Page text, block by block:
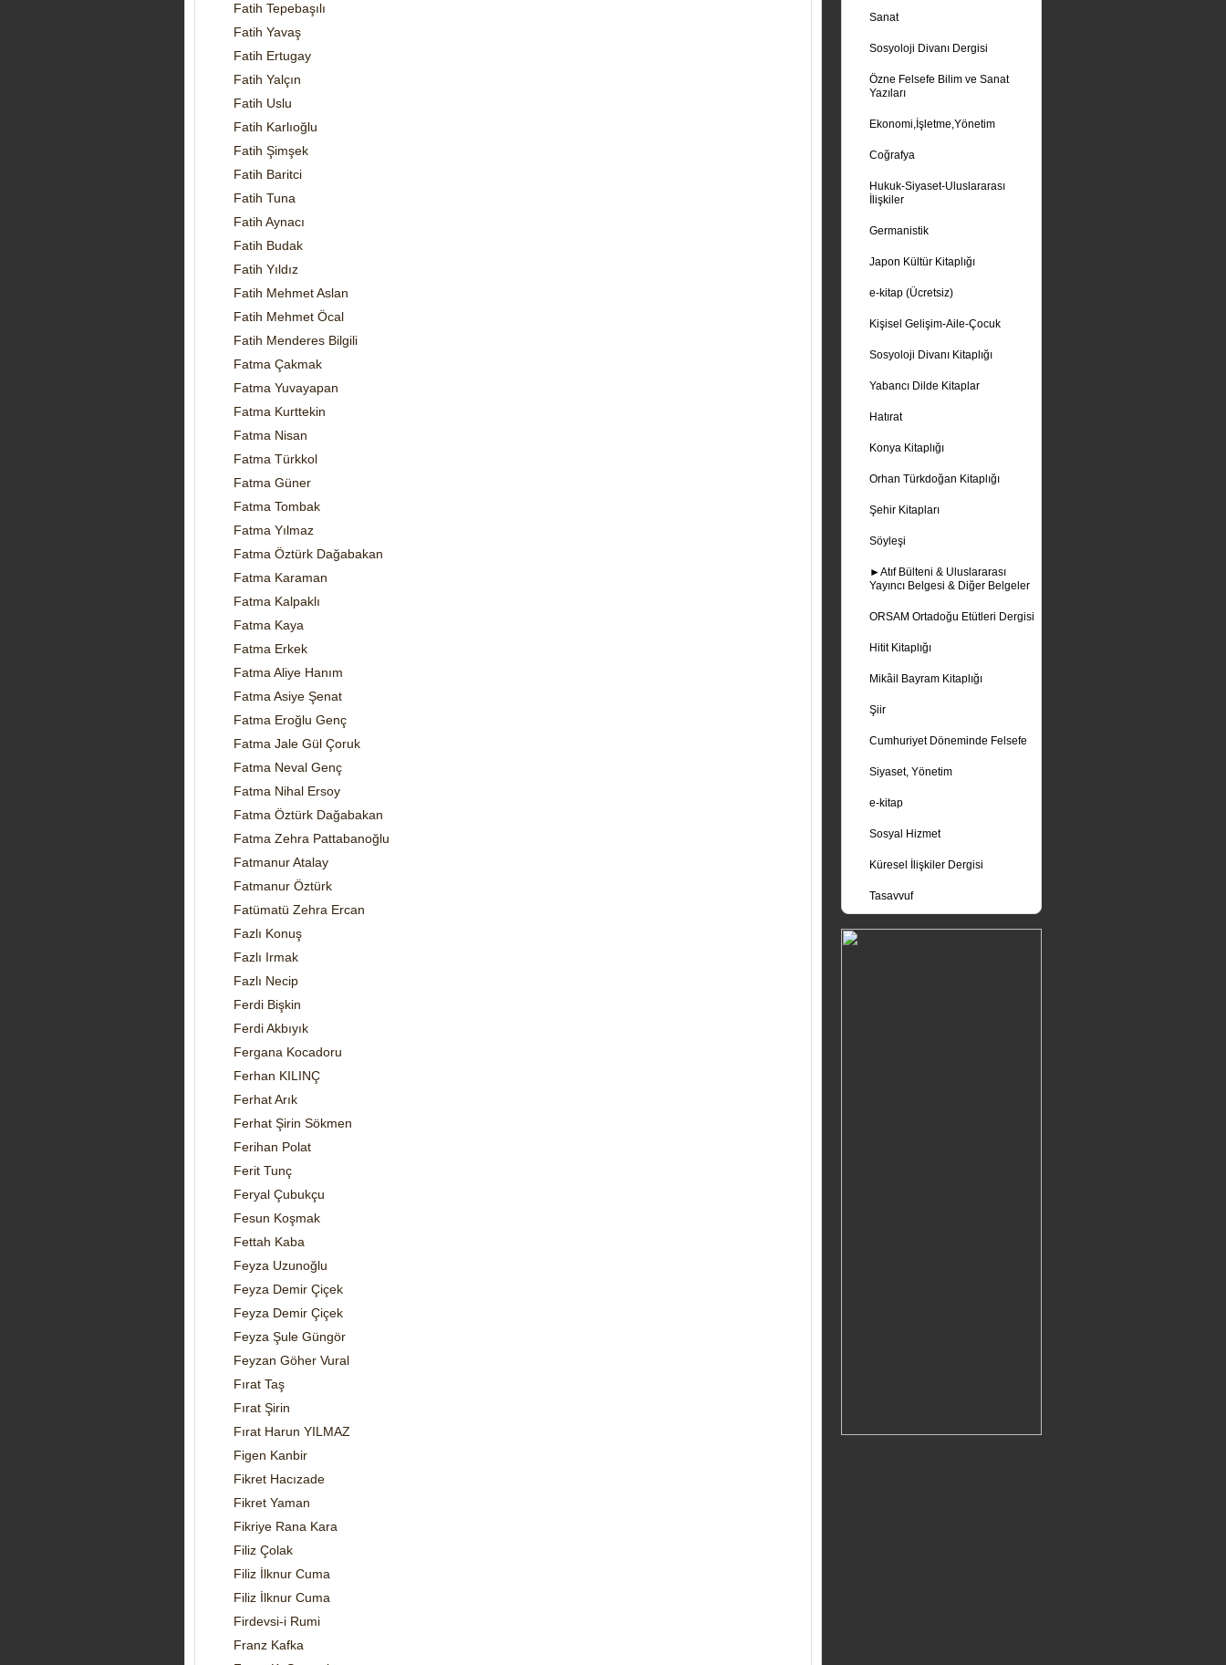
Sanat
Sosyoloji Divanı Dergisi
Özne Felsefe Bilim ve Sanat
Yazıları
Ekonomi,İşletme,Yönetim
Coğrafya
Hukuk-Siyaset-Uluslararası
İlişkiler
Germanistik
Japon Kültür Kitaplığı
e-kitap (Ücretsiz)
Kişisel Gelişim-Aile-Çocuk
Sosyoloji Divanı Kitaplığı
Yabancı Dilde Kitaplar
Hatırat
Konya Kitaplığı
Orhan Türkdoğan Kitaplığı
Şehir Kitapları
Söyleşi
►Atıf Bülteni & Uluslararası
Yayıncı Belgesi & Diğer Belgeler
ORSAM Ortadoğu Etütleri Dergisi
Hitit Kitaplığı
Mikâil Bayram Kitaplığı
Şiir
Cumhuriyet Döneminde Felsefe
Siyaset, Yönetim
e-kitap
Sosyal Hizmet
Küresel İlişkiler Dergisi
Tasavvuf
Fatih Tepebaşılı
Fatih Yavaş
Fatih Ertugay
Fatih Yalçın
Fatih Uslu
Fatih Karlıoğlu
Fatih Şimşek
Fatih Baritci
Fatih Tuna
Fatih Aynacı
Fatih Budak
Fatih Yıldız
Fatih Mehmet Aslan
Fatih Mehmet Öcal
Fatih Menderes Bilgili
Fatma Çakmak
Fatma Yuvayapan
Fatma Kurttekin
Fatma Nisan
Fatma Türkkol
Fatma Güner
Fatma Tombak
Fatma Yılmaz
Fatma Öztürk Dağabakan
Fatma Karaman
Fatma Kalpaklı
Fatma Kaya
Fatma Erkek
Fatma Aliye Hanım
Fatma Asiye Şenat
Fatma Eroğlu Genç
Fatma Jale Gül Çoruk
Fatma Neval Genç
Fatma Nihal Ersoy
Fatma Öztürk Dağabakan
Fatma Zehra Pattabanoğlu
Fatmanur Atalay
Fatmanur Öztürk
Fatümatü Zehra Ercan
Fazlı Konuş
Fazlı Irmak
Fazlı Necip
Ferdi Bişkin
Ferdi Akbıyık
Fergana Kocadoru
Ferhan KILINÇ
Ferhat Arık
Ferhat Şirin Sökmen
Ferihan Polat
Ferit Tunç
Feryal Çubukçu
Fesun Koşmak
Fettah Kaba
Feyza Uzunoğlu
Feyza Demir Çiçek
Feyza Demir Çiçek
Feyza Şule Güngör
Feyzan Göher Vural
Fırat Taş
Fırat Şirin
Fırat Harun YILMAZ
Figen Kanbir
Fikret Hacızade
Fikret Yaman
Fikriye Rana Kara
Filiz Çolak
Filiz İlknur Cuma
Filiz İlknur Cuma
Firdevsi-i Rumi
Franz Kafka